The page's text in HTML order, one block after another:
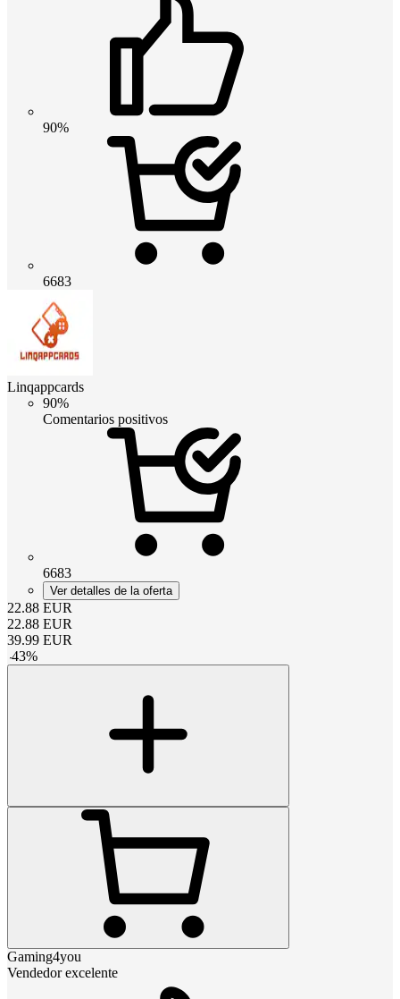
90%
6683
Linqappcards
90%
Comentarios positivos
6683
Ver detalles de la oferta
22.88 EUR
22.88 EUR
39.99 EUR
-43%
Gaming4you
Vendedor excelente